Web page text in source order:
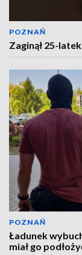
POZNAŃ
Zaginął 25-
POZNAŃ
Ładunek
miał go